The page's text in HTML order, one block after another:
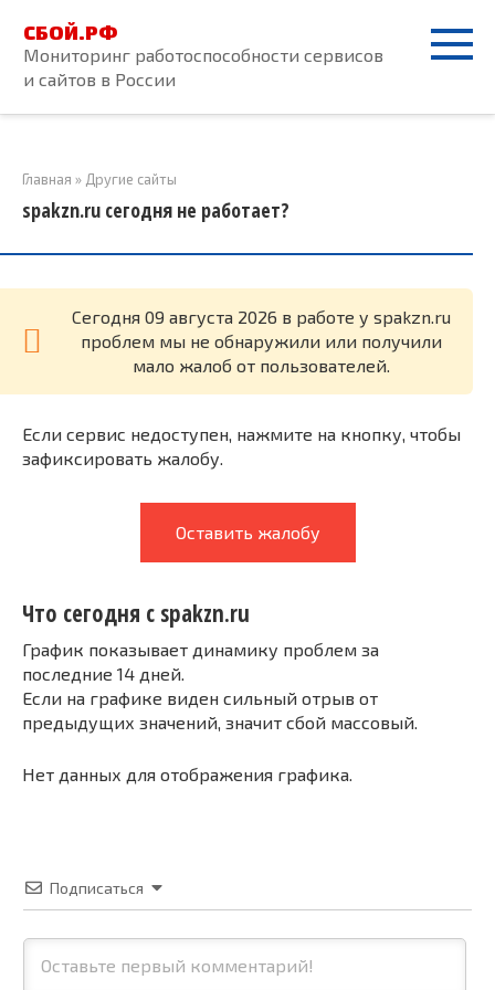
контенту
СБОЙ.РФ
Мониторинг работоспособности сервисов
и сайтов в России
Главная » Другие сайты
spakzn.ru сегодня не работает?
Cегодня 09 августа 2026 в работе у spakzn.ru
проблем мы не обнаружили или получили
мало жалоб от пользователей.
Если сервис недоступен, нажмите на кнопку, чтобы
зафиксировать жалобу.
Оставить жалобу
Что сегодня с spakzn.ru
График показывает динамику проблем за
последние 14 дней.
Если на графике виден сильный отрыв от
предыдущих значений, значит сбой массовый.
Нет данных для отображения графика.
Подписаться